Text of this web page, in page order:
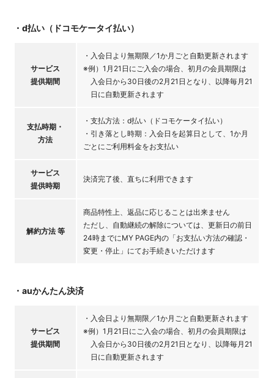
・d払い（ドコモケータイ払い）
サービス
提供期間
・入会日より無期限／1か月ごと自動更新されます
※例）1月21日にご入会の場合、初月の会員期限は
入会日から30日後の2月21日となり、以降毎月21
日に自動更新されます
支払時期・
方法
・支払方法：d払い（ドコモケータイ払い）
・引き落とし時期：入会日を起算日として、1か月
ごとにご利用料金をお支払い
サービス
提供時期
決済完了後、直ちに利用できます
解約方法 等
商品特性上、返品に応じることは出来ません
ただし、自動継続の解除については、更新日の前日
24時までにMY PAGE内の「お支払い方法の確認・
変更・停止」にてお手続きいただけます
・auかんたん決済
サービス
提供期間
・入会日より無期限／1か月ごと自動更新されます
※例）1月21日にご入会の場合、初月の会員期限は
入会日から30日後の2月21日となり、以降毎月21
日に自動更新されます